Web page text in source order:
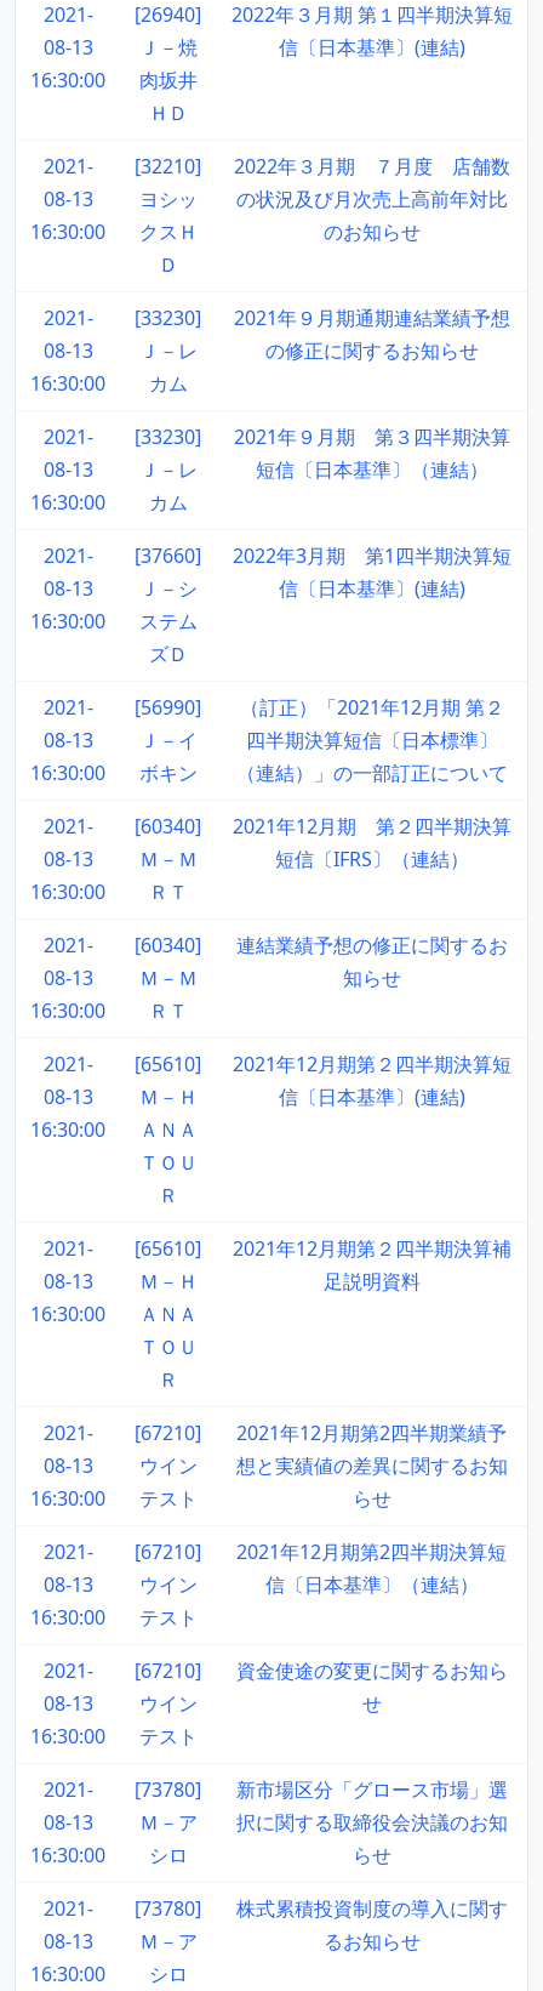
2021-
08-13
16:30:00
[26940]
Ｊ－焼
肉坂井
ＨＤ
2022年３月期 第１四半期決算短
信〔日本基準〕(連結)
2021-
08-13
16:30:00
[32210]
ヨシッ
クスＨ
Ｄ
2022年３月期 ７月度 店舗数
の状況及び月次売上高前年対比
のお知らせ
2021-
08-13
16:30:00
[33230]
Ｊ－レ
カム
2021年９月期通期連結業績予想
の修正に関するお知らせ
2021-
08-13
16:30:00
[33230]
Ｊ－レ
カム
2021年９月期 第３四半期決算
短信〔日本基準〕（連結）
2021-
08-13
16:30:00
[37660]
Ｊ－シ
ステム
ズＤ
2022年3月期 第1四半期決算短
信〔日本基準〕(連結)
2021-
08-13
16:30:00
[56990]
Ｊ－イ
ボキン
（訂正）「2021年12月期 第２
四半期決算短信〔日本標準〕
（連結）」の一部訂正について
2021-
08-13
16:30:00
[60340]
Ｍ－Ｍ
ＲＴ
2021年12月期 第２四半期決算
短信〔IFRS〕（連結）
2021-
08-13
16:30:00
[60340]
Ｍ－Ｍ
ＲＴ
連結業績予想の修正に関するお
知らせ
2021-
08-13
16:30:00
[65610]
Ｍ－Ｈ
ＡＮＡ
ＴＯＵ
Ｒ
2021年12月期第２四半期決算短
信〔日本基準〕(連結)
2021-
08-13
16:30:00
[65610]
Ｍ－Ｈ
ＡＮＡ
ＴＯＵ
Ｒ
2021年12月期第２四半期決算補
足説明資料
2021-
08-13
16:30:00
[67210]
ウイン
テスト
2021年12月期第2四半期業績予
想と実績値の差異に関するお知
らせ
2021-
08-13
16:30:00
[67210]
ウイン
テスト
2021年12月期第2四半期決算短
信〔日本基準〕（連結）
2021-
08-13
16:30:00
[67210]
ウイン
テスト
資金使途の変更に関するお知ら
せ
2021-
08-13
16:30:00
[73780]
Ｍ－ア
シロ
新市場区分「グロース市場」選
択に関する取締役会決議のお知
らせ
2021-
08-13
16:30:00
[73780]
Ｍ－ア
シロ
株式累積投資制度の導入に関す
るお知らせ